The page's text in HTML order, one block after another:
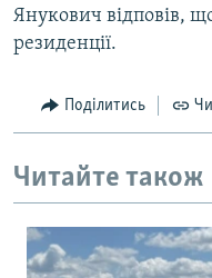
Янукович відповів,
резиденцiї.
Поділитись
Читайте також